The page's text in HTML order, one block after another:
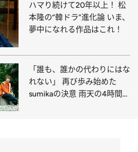
ハマり続けて20年以上！ 松
本隆の“韓ドラ”進化論 いま、
夢中になれる作品はこれ！
「誰も、誰かの代わりにはな
れない」 再び歩み始めた
sumikaの決意 雨天の4時間